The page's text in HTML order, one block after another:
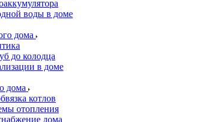
воды в доме
дома
до колодца
в доме
дома
котлов
отопления
дома